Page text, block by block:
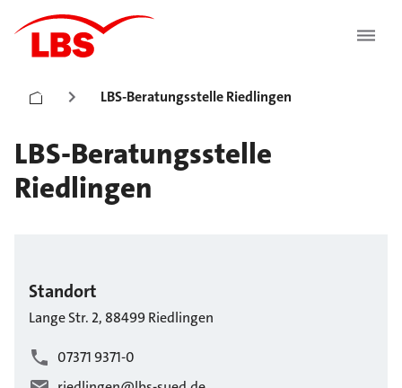
LBS-Beratungsstelle Riedlingen
LBS-Beratungsstelle
Riedlingen
Standort
Lange Str. 2, 88499Riedlingen
07371 9371-0